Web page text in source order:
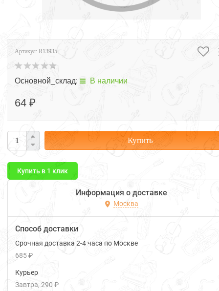
Артикул: R13935
Основной_склад: В наличии
64 ₽
Купить
Купить в 1 клик
Информация о доставке
Москва
Способ доставки
Срочная доставка 2-4 часа по Москве
685 ₽
Курьер
Завтра 290 ₽